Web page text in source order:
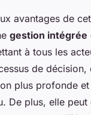
avantages de
gestion intégrée
à tous les
de décision,
plus profonde
De plus, elle peut